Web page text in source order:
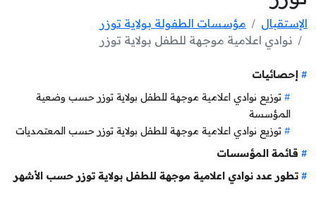
الإستقبال
مؤسسات الطفولة بولاية توزر
نوادي اعلامية موجهة للطفل بولاية توزر
إحصائيات
توزيع نوادي اعلامية موجهة للطفل بولاية توزر حسب وضعية
المؤسسة
توزيع نوادي اعلامية موجهة للطفل بولاية توزر حسب المعتمديات
قائمة المؤسسات
تطور عدد نوادي اعلامية موجهة للطفل بولاية توزر حسب الأشهر